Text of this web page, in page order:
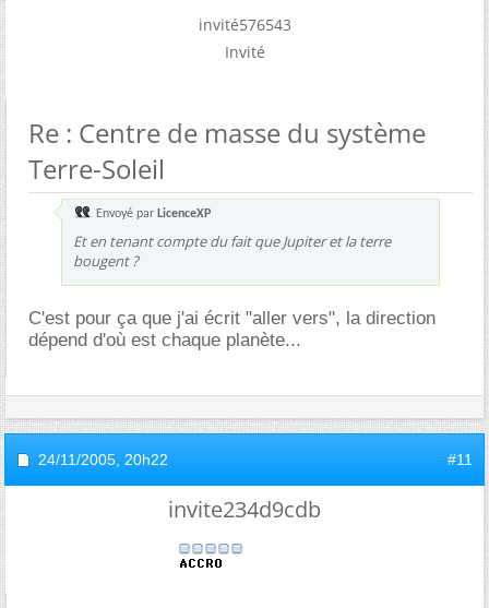
invité576543
Invité
Re : Centre de masse du système
Terre-Soleil
Envoyé par LicenceXP
Et en tenant compte du fait que Jupiter et la terre
bougent ?
C'est pour ça que j'ai écrit "aller vers", la direction
dépend d'où est chaque planète...
24/11/2005, 20h22 #11
invite234d9cdb